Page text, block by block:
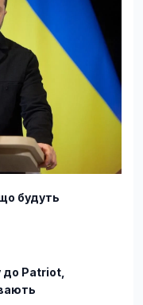
будуть
до Patriot,